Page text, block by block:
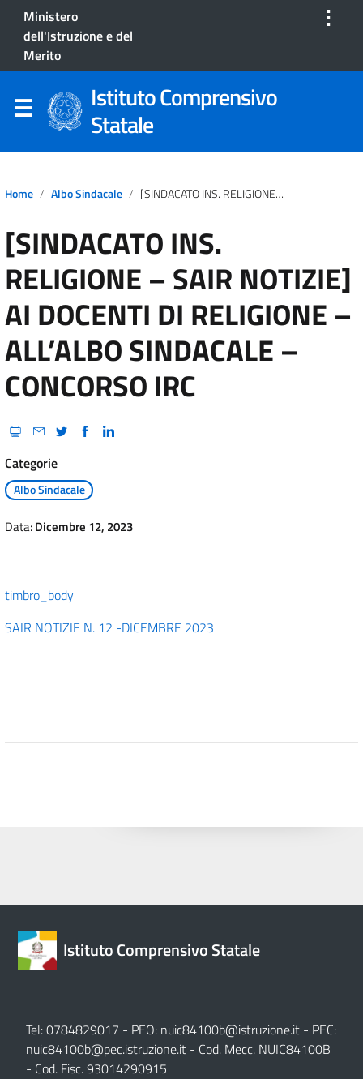
Ministero
dell'Istruzione e del
Merito
⋮
Istituto Comprensivo
Statale
Home Albo Sindacale [SINDACATO INS. RELIGIONE – SAIR NOTIZIE] AI DOCENTI DI RELIGIONE – ALL’ALBO SINDACALE – CONCORSO IRC
[SINDACATO INS.
RELIGIONE – SAIR NOTIZIE]
AI DOCENTI DI RELIGIONE –
ALL’ALBO SINDACALE –
CONCORSO IRC
Categorie
Albo Sindacale
Data:Dicembre 12, 2023
timbro_body
SAIR NOTIZIE N. 12 -DICEMBRE 2023
Istituto Comprensivo Statale
Tel: 0784829017 - PEO: nuic84100b@istruzione.it - PEC:
nuic84100b@pec.istruzione.it - Cod. Mecc. NUIC84100B
- Cod. Fisc. 93014290915